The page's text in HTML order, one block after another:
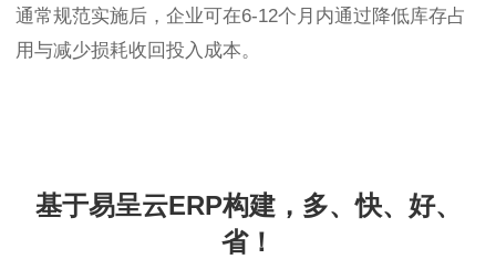
通常规范实施后，企业可在6-12个月内通过降低库存占
用与减少损耗收回投入成本。
基于易呈云ERP构建，多、快、好、
省！